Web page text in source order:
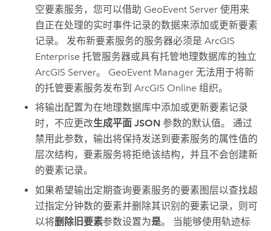
空要素服务，您可以借助 GeoEvent Server 使用来
自正在处理的实时事件记录的数据来添加或更新要素
记录。 发布新要素服务的服务器必须是ArcGIS
Enterprise 托管服务器或具有托管地理数据库的独立
ArcGIS Server。 GeoEvent Manager 无法用于将新
的托管要素服务发布到ArcGIS Online 组织。
将输出配置为在地理数据库中添加或更新要素记录
时，不应更改生成平面 JSON 参数的默认值。 通过
禁用此参数，输出将保持发送到要素服务的属性值的
层次结构，要素服务将拒绝该结构，并且不会创建新
的要素记录。
如果希望输出定期查询要素服务的要素图层以查找超
过指定分钟数的要素并删除其识别的要素记录，则可
以将删除旧要素参数设置为是。 当能够使用轨迹标